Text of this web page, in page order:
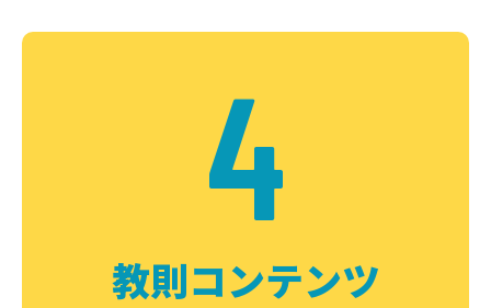
4
教則コンテンツ